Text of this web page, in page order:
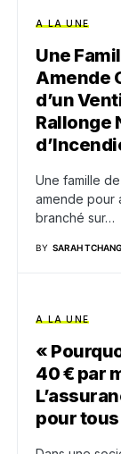
A LA UNE
Une
Amende
d’un
Rallonge
Une famille
amende pour
branché sur…
BY SARAH
A LA UNE
«
40 € par
pour tous